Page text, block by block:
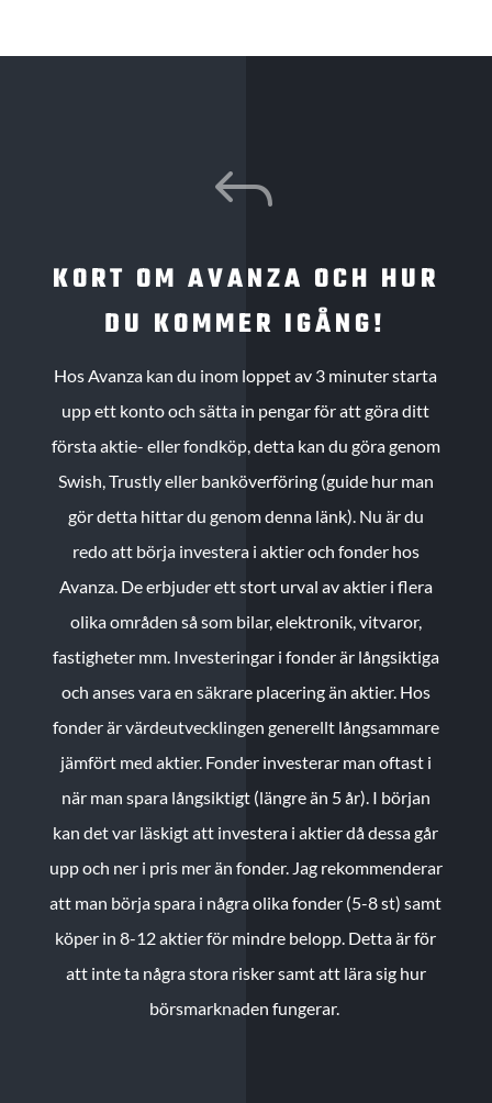
J
KORT OM AVANZA OCH HUR
DU KOMMER IGÅNG!
Hos Avanza kan du inom loppet av 3 minuter starta
upp ett konto och sätta in pengar för att göra ditt
första aktie- eller fondköp, detta kan du göra genom
Swish, Trustly eller banköverföring (guide hur man
gör detta hittar du genom denna länk). Nu är du
redo att börja investera i aktier och fonder hos
Avanza. De erbjuder ett stort urval av aktier i flera
olika områden så som bilar, elektronik, vitvaror,
fastigheter mm. Investeringar i fonder är långsiktiga
och anses vara en säkrare placering än aktier. Hos
fonder är värdeutvecklingen generellt långsammare
jämfört med aktier. Fonder investerar man oftast i
när man spara långsiktigt (längre än 5 år). I början
kan det var läskigt att investera i aktier då dessa går
upp och ner i pris mer än fonder. Jag rekommenderar
att man börja spara i några olika fonder (5-8 st) samt
köper in 8-12 aktier för mindre belopp. Detta är för
att inte ta några stora risker samt att lära sig hur
börsmarknaden fungerar.